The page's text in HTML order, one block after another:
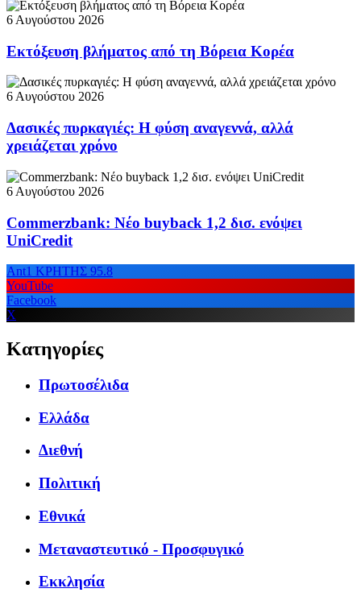
6 Αυγούστου 2026
Εκτόξευση βλήματος από τη Βόρεια Κορέα
6 Αυγούστου 2026
Δασικές πυρκαγιές: Η φύση αναγεννά, αλλά
χρειάζεται χρόνο
6 Αυγούστου 2026
Commerzbank: Νέο buyback 1,2 δισ. ενόψει
UniCredit
Ant1 ΚΡΗΤΗΣ 95.8
YouTube
Facebook
X
Κατηγορίες
Πρωτοσέλιδα
Ελλάδα
Διεθνή
Πολιτική
Εθνικά
Μεταναστευτικό - Προσφυγικό
Εκκλησία